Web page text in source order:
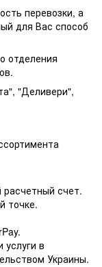
перевозки, а
для Вас способ
отделения
"Деливери",
счет.
точке.
в
Украины.